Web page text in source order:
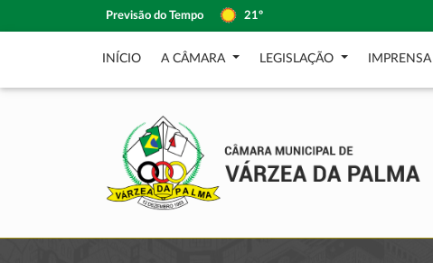
Previsão do Tempo 21º
INÍCIO A CÂMARA LEGISLAÇÃO IMPRENSA